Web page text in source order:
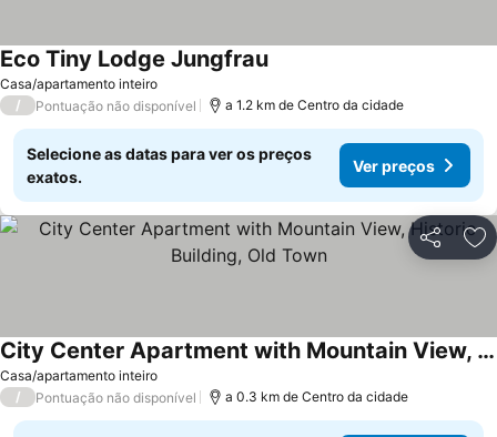
Casa/apartamento inteiro
Eco Tiny Lodge Jungfrau
/ Pontuação não disponível a 1.2 km de Centro da cidade
Selecione as datas para ver os preços
exatos.
Ver preços
Partilhar
Casa/apartamento inteiro
City Center Apartment with Mountain View, Historic Building, Old Town
/ Pontuação não disponível a 0.3 km de Centro da cidade